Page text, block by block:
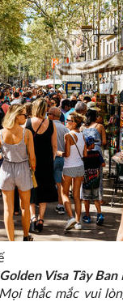
Golden Visa Tây Ban
thắc mắc vui